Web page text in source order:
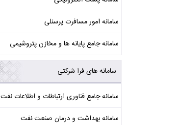
سامانه امور مسافرت پرسنلی
سامانه جامع پایانه ها و مخازن پتروشیمی
سامانه های فرا شرکتی
سامانه جامع فناوری ارتباطات و اطلاعات نفت
سامانه بهداشت و درمان صنعت نفت